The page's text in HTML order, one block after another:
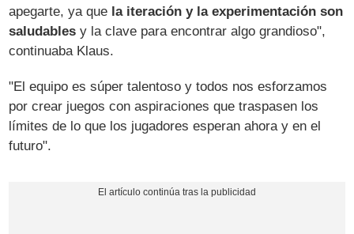
apegarte, ya que la iteración y la experimentación son
saludables y la clave para encontrar algo grandioso",
continuaba Klaus.
"El equipo es súper talentoso y todos nos esforzamos
por crear juegos con aspiraciones que traspasen los
límites de lo que los jugadores esperan ahora y en el
futuro".